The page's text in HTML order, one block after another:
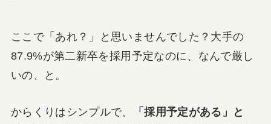
ここで「あれ？」と思いませんでした？大手の
87.9%が第二新卒を採用予定なのに、なんで厳し
いの、と。
からくりはシンプルで、
「採用予定がある」と